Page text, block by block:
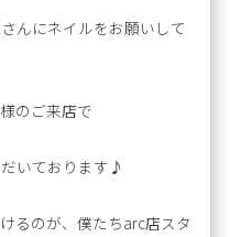
んにネイルをお願いして
のご来店で
いております♪
るのが、僕たちarc店スタ